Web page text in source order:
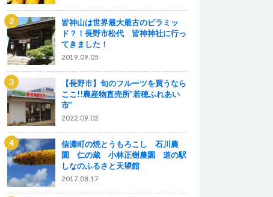
皆神山は世界最大最古のピラミッ
ド？！長野市松代 皆神神社に行っ
てきました！
2019.09.05
【長野市】旬のフルーツを買うなら
ここ!!農産物直売所”若穂ふれあい
市”
2022.09.02
信濃町の焼とうもろこし 石川農
園 仁の蔵 小林正樹農園 道の駅
しなのふるさと天望館
2017.08.17